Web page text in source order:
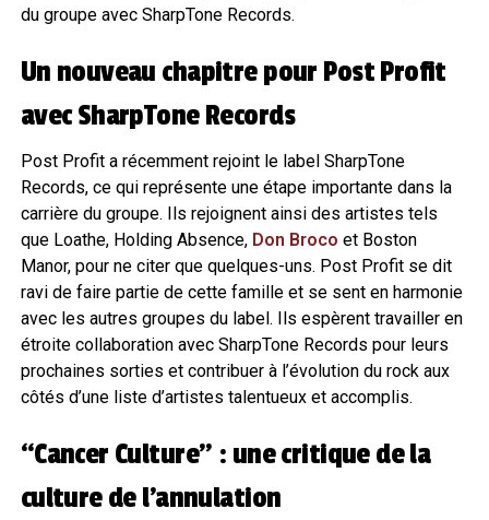
du groupe avec SharpTone Records.
Un nouveau chapitre pour Post Profit
avec SharpTone Records
Post Profit a récemment rejoint le label SharpTone
Records, ce qui représente une étape importante dans la
carrière du groupe. Ils rejoignent ainsi des artistes tels
que Loathe, Holding Absence, Don Broco et Boston
Manor, pour ne citer que quelques-uns. Post Profit se dit
ravi de faire partie de cette famille et se sent en harmonie
avec les autres groupes du label. Ils espèrent travailler en
étroite collaboration avec SharpTone Records pour leurs
prochaines sorties et contribuer à l’évolution du rock aux
côtés d’une liste d’artistes talentueux et accomplis.
“Cancer Culture” : une critique de la
culture de l’annulation